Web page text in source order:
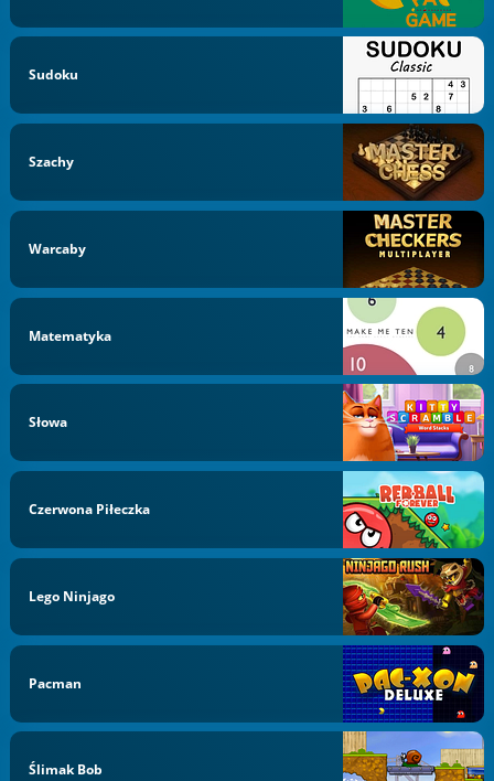
Sudoku
Szachy
Warcaby
Matematyka
Słowa
Czerwona Piłeczka
Lego Ninjago
Pacman
Ślimak Bob